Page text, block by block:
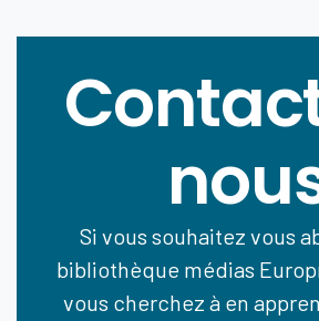
Si vous souhaitez vous
bibliothèque médias
vous cherchez à en